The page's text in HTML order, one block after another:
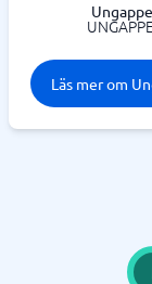
Läs mer om